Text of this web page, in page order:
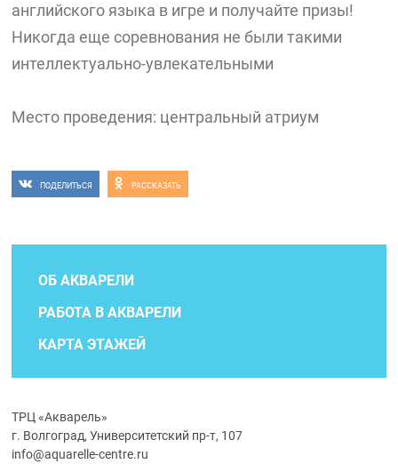
английского языка в игре и получайте призы!
Никогда еще соревнования не были такими
интеллектуально-увлекательными
Место проведения: центральный атриум
ПОДЕЛИТЬСЯ РАССКАЗАТЬ
ОБ АКВАРЕЛИ
РАБОТА В АКВАРЕЛИ
КАРТА ЭТАЖЕЙ
ТРЦ «Акварель»
г. Волгоград, Университетский пр-т, 107
info@aquarelle-centre.ru